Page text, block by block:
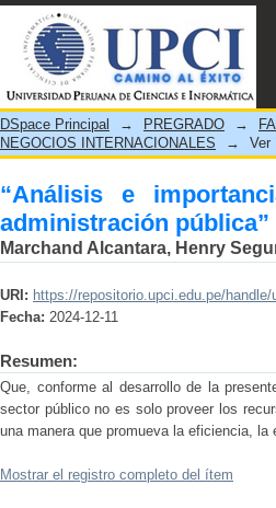
“Análisis e importancia
DSpace Principal → PREGRADO →
NEGOCIOS INTERNACIONALES
→ Ver
“Análisis e
administración pública”
Marchand Alcantara, Henry
URI: https://repositorio.upci.edu.pe/handle/
Fecha: 2024-12-11
Resumen:
Que, conforme al desarrollo de la
sector público no es solo proveer los
una manera que promueva la eficiencia,
Mostrar el registro completo del ítem